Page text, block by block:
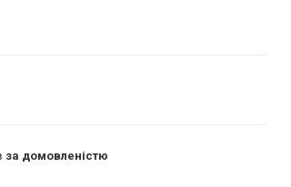
за домовленістю